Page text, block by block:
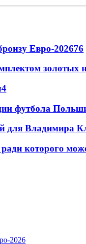
Евро-202676
золотых
4
футбола
для Владимира
которого